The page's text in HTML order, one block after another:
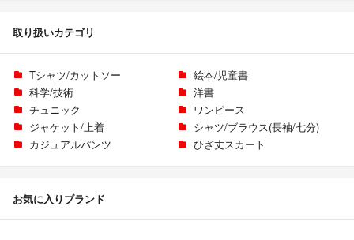
取り扱いカテゴリ
Tシャツ/カットソー
絵本/児童書
科学/技術
洋書
チュニック
ワンピース
ジャケット/上着
シャツ/ブラウス(長袖/七分)
カジュアルパンツ
ひざ丈スカート
お気に入りブランド